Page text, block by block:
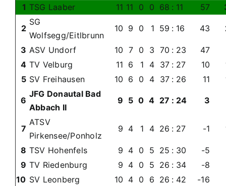
1 TSG Laaber 11 11 0 0 68 : 11 57
2
SG
Wolfsegg/Eitlbrunn
10 9 0 1 59 : 16 43
3 ASV Undorf 10 7 0 3 70 : 23 47
4 TV Velburg 11 6 1 4 37 : 27 10
5 SV Freihausen 10 6 0 4 37 : 26 11
6
JFG Donautal Bad
Abbach II
9 5 0 4 27 : 24 3
7
ATSV
Pirkensee/Ponholz
9 4 1 4 26 : 27 -1
8 TSV Hohenfels 9 4 0 5 25 : 30 -5
9 TV Riedenburg 9 4 0 5 26 : 34 -8
10 SV Leonberg 10 4 0 6 26 : 42 -16